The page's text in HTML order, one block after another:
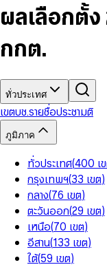
7
8
5
6
8
9
6
7
9
5
6
8
9
9
ผลเลือกตั้ง
กกต.
ทั่วประเทศ
เขตบช.รายชื่อประชามติ
ภูมิภาค
ทั่วประเทศ(400 เ
กรุงเทพฯ(33 เขต)
กลาง(76 เขต)
ตะวันออก(29 เขต)
เหนือ(70 เขต)
อีสาน(133 เขต)
ใต้(59 เขต)